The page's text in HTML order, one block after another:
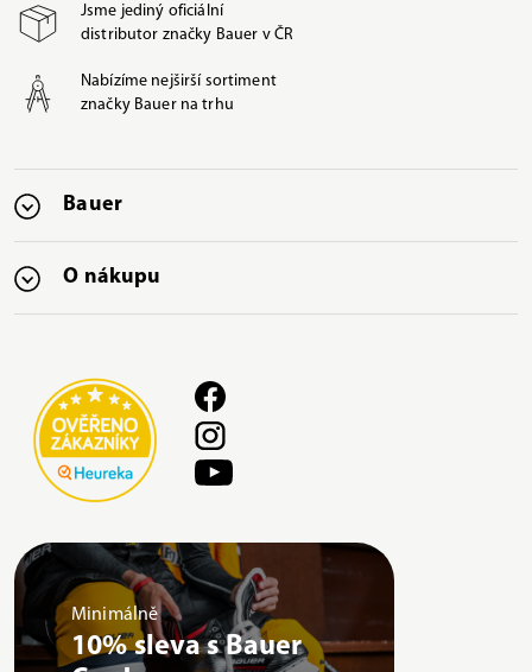
Jsme jediný oficiální
distributor značky Bauer v ČR
Nabízíme nejširší sortiment
značky Bauer na trhu
Bauer
O nákupu
Minimálně
10% sleva s Bauer